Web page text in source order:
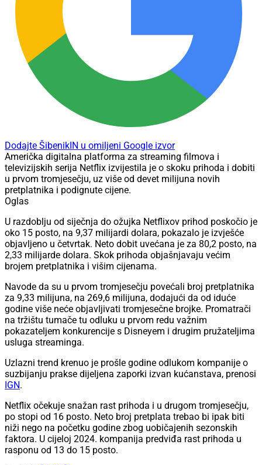
Dodajte ŠibenikIN u omiljeni Google izvor
Američka digitalna platforma za streaming filmova i
televizijskih serija Netflix izvijestila je o skoku prihoda i dobiti
u prvom tromjesečju, uz više od devet milijuna novih
pretplatnika i podignute cijene.
Oglas
U razdoblju od siječnja do ožujka Netflixov prihod poskočio je
oko 15 posto, na 9,37 milijardi dolara, pokazalo je izvješće
objavljeno u četvrtak. Neto dobit uvećana je za 80,2 posto, na
2,33 milijarde dolara. Skok prihoda objašnjavaju većim
brojem pretplatnika i višim cijenama.
Navode da su u prvom tromjesečju povećali broj pretplatnika
za 9,33 milijuna, na 269,6 milijuna, dodajući da od iduće
godine više neće objavljivati tromjesečne brojke. Promatrači
na tržištu tumače tu odluku u prvom redu važnim
pokazateljem konkurencije s Disneyem i drugim pružateljima
usluga streaminga.
Uzlazni trend krenuo je prošle godine odlukom kompanije o
suzbijanju prakse dijeljena zaporki izvan kućanstava, prenosi
IGN.
Netflix očekuje snažan rast prihoda i u drugom tromjesečju,
po stopi od 16 posto. Neto broj pretplata trebao bi ipak biti
niži nego na početku godine zbog uobičajenih sezonskih
faktora. U cijeloj 2024. kompanija predviđa rast prihoda u
rasponu od 13 do 15 posto.